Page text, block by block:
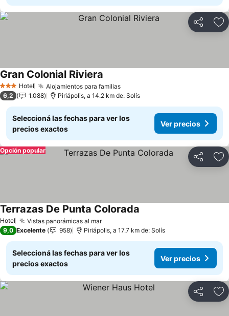
Compartir
3 Estrellas
Hotel Alojamientos para familias
Gran Colonial Riviera
6,2 1.088 Piriápolis, a 14.2 km de: Solís
Seleccioná las fechas para ver los
precios exactos
Ver precios
Compartir
Opción popular
Hotel Vistas panorámicas al mar
Terrazas De Punta Colorada
9,0 Excelente 958 Piriápolis, a 17.7 km de: Solís
Seleccioná las fechas para ver los
precios exactos
Ver precios
Compartir